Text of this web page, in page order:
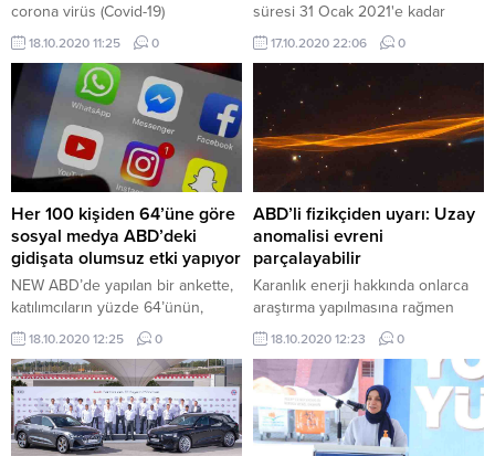
corona virüs (Covid-19)
tedbirlerinin devam ettiği ağustos
ayında 2019'un aynı dönemine
göre yüzde 18,9 azaldı.
18.10.2020 11:25 0
süresi 31 Ocak 2021'e kadar
uzatılabilecek.Düzenleme AK
Parti'nin Meclis'e dün sunduğu
göre açık cezaevindeki
hükümlüler ve denetimli
serbestlik tedbirinden
yararlanlara salgın nedeniyle
verilen iznin süresi uzatılıyor.
17.10.2020 22:06 0
Her 100 kişiden 64’üne göre
sosyal medya ABD’deki
gidişata olumsuz etki yapıyor
NEW ABD’de yapılan bir ankette,
katılımcıların yüzde 64’ünün,
sosyal medyanın ülkedeki
gidişata genellikle olumsuz etki
yaptığına inandığı belirtildi. Pew
Araştırma Merkezi tarafından
yapılan ankette, katılımcıların
yaklaşık üçte ikisi, sosyal medya
18.10.2020 12:25 0
ABD’li fizikçiden uyarı: Uzay
anomalisi evreni
parçalayabilir
Karanlık enerji hakkında onlarca
araştırma yapılmasına rağmen
henüz bilim bu sırrı çözebilmiş
değil. Bilim insanları ne olduğu
henüz bilinmeyen karanlık
enerjiyi, uzayın hızla
genişlemesinden sorumlu
tutuyor. Independent’ta yer alan
18.10.2020 12:23 0